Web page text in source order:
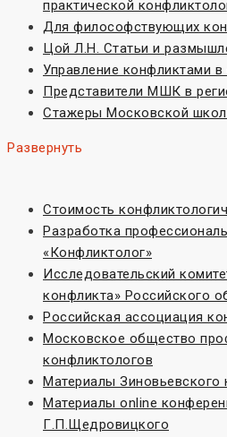
практической
Для философствующих
Цой Л.Н. Статьи и
Управление конфликтами в
Представители МШК в
Стажеры Московской
Развернуть
Стоимость
Разработка
«Конфликтолог»
Исследовательский
конфликта» Российского
Российская ассоциация
Московское общество
конфликтологов
Материалы Зиновьевского
Материалы online
Г.П.Щедровицкого